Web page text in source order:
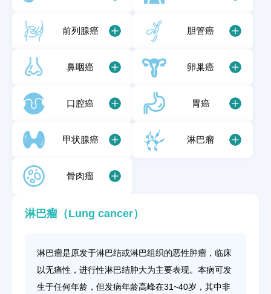
前列腺癌 胆管癌
鼻咽癌 卵巢癌
口腔癌 胃癌
甲状腺癌 淋巴瘤
骨肉瘤
淋巴瘤（Lung cancer）
淋巴瘤是原发于淋巴结或淋巴组织的恶性肿瘤，临床
以无痛性，进行性淋巴结肿大为主要表现。本病可发
生于任何年龄，但发病年龄高峰在31~40岁，其中非